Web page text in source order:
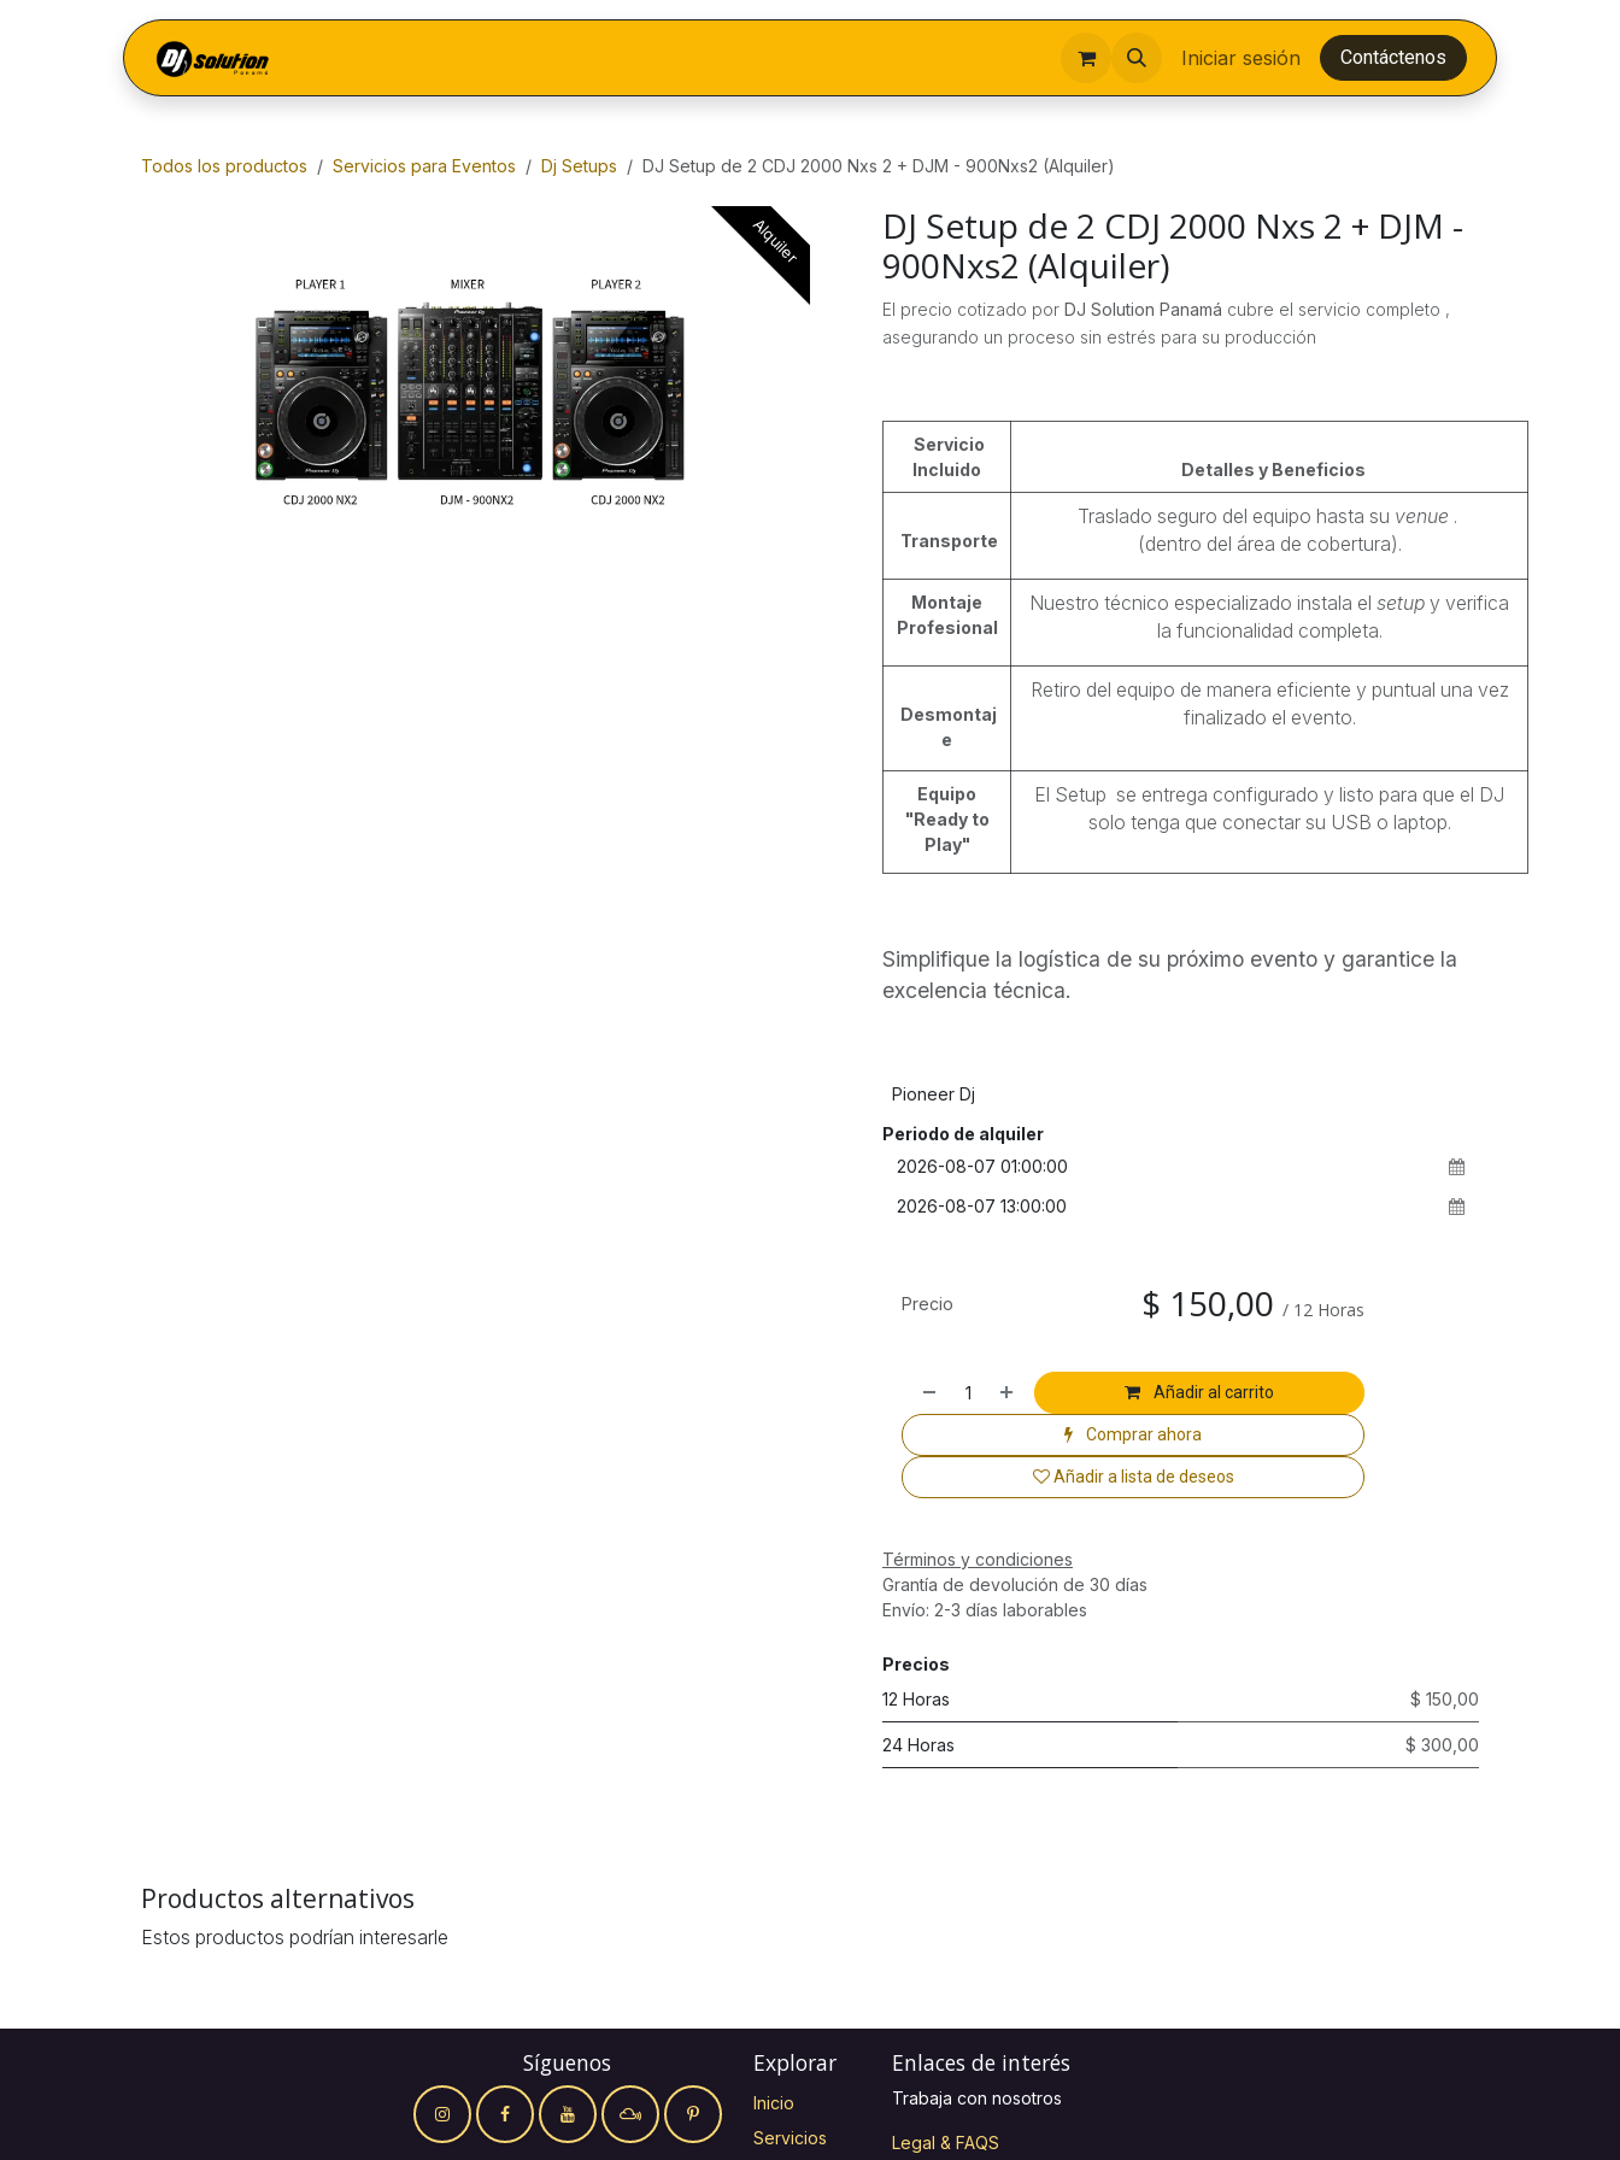
Iniciar sesión Contáctenos
Todos los productos Servicios para Eventos Dj Setups DJ Setup de 2 CDJ 2000 Nxs 2 + DJM - 900Nxs2 (Alquiler)
Alquiler
DJ Setup de 2 CDJ 2000 Nxs 2 + DJM -
900Nxs2 (Alquiler)
El precio cotizado por DJ Solution Panamá cubre el servicio completo ,
asegurando un proceso sin estrés para su producción
Servicio
Incluido
Detalles y Beneficios
Transporte
Traslado seguro del equipo hasta su venue .
(dentro del área de cobertura).
Montaje
Profesional
Nuestro técnico especializado instala el setup y verifica
la funcionalidad completa.
Desmontaj
e
Retiro del equipo de manera eficiente y puntual una vez
finalizado el evento.
Equipo
"Ready to
Play"
El Setup se entrega configurado y listo para que el DJ
solo tenga que conectar su USB o laptop.
Simplifique la logística de su próximo evento y garantice la
excelencia técnica.
Pioneer Dj
Periodo de alquiler
Añadir al carrito
Comprar ahora
Añadir a lista de deseos
Precio $ 150,00 / 12 Horas
Términos y condiciones
Grantía de devolución de 30 días
Envío: 2-3 días laborables
Precios
12 Horas
$ 150,00
24 Horas $ 300,00
Productos alternativos
Estos productos podrían interesarle
Síguenos Explorar
Inicio
Servicios
Enlaces de interés
Trabaja con nosotros
Legal & FAQS